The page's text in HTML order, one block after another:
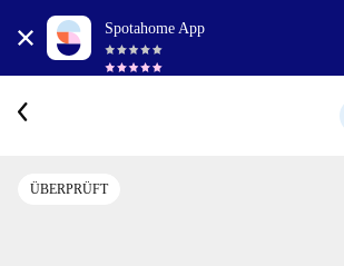
Spotahome App
ÜBERPRÜFT